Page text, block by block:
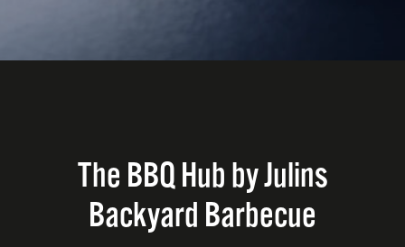
The BBQ Hub by Julins
Backyard Barbecue